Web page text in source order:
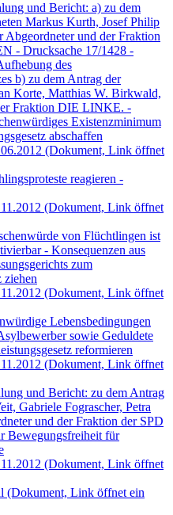
und Bericht: a) zu dem
Markus Kurth, Josef Philip
und der Fraktion
- Drucksache 17/1428 -
des
b) zu dem Antrag der
Korte, Matthias W. Birkwald,
Fraktion DIE LINKE. -
Existenzminimum
abschaffen
(Dokument, Link öffnet
reagieren -
(Dokument, Link öffnet
von Flüchtlingen ist
- Konsequenzen aus
zum
ziehen
(Dokument, Link öffnet
Lebensbedingungen
sowie Geduldete
reformieren
(Dokument, Link öffnet
und Bericht: zu dem Antrag
Gabriele Fograscher, Petra
und der Fraktion der SPD
Bewegungsfreiheit für
(Dokument, Link öffnet
(Dokument, Link öffnet ein